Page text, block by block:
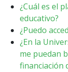
¿Cuál es el
educativo?
¿Puedo
¿En la
me puedan
financiación